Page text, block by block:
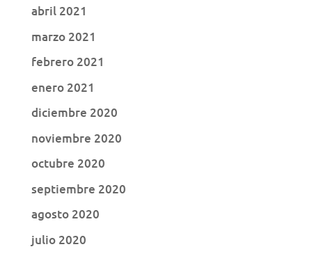
abril 2021
marzo 2021
febrero 2021
enero 2021
diciembre 2020
noviembre 2020
octubre 2020
septiembre 2020
agosto 2020
julio 2020